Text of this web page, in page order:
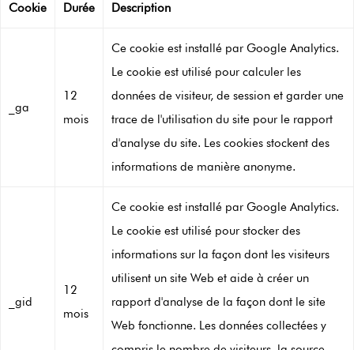
Cookie Durée Description
_ga
12
mois
Ce cookie est installé par Google Analytics.
Le cookie est utilisé pour calculer les
données de visiteur, de session et garder une
trace de l'utilisation du site pour le rapport
d'analyse du site. Les cookies stockent des
informations de manière anonyme.
_gid
12
mois
Ce cookie est installé par Google Analytics.
Le cookie est utilisé pour stocker des
informations sur la façon dont les visiteurs
utilisent un site Web et aide à créer un
rapport d'analyse de la façon dont le site
Web fonctionne. Les données collectées y